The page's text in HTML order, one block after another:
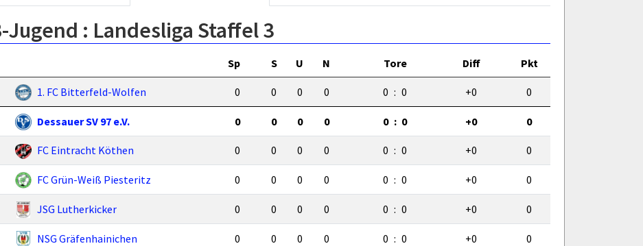
Jugend : Landesliga Staffel 3
Sp S U N Tore Diff Pkt
1. FC Bitterfeld-Wolfen 0 0 0 0 0 : 0 +0 0
Dessauer SV 97 e.V. 0 0 0 0 0 : 0 +0 0
FC Eintracht Köthen 0 0 0 0 0 : 0 +0 0
FC Grün-Weiß Piesteritz 0 0 0 0 0 : 0 +0 0
JSG Lutherkicker 0 0 0 0 0 : 0 +0 0
NSG Gräfenhainichen 0 0 0 0 0 : 0 +0 0